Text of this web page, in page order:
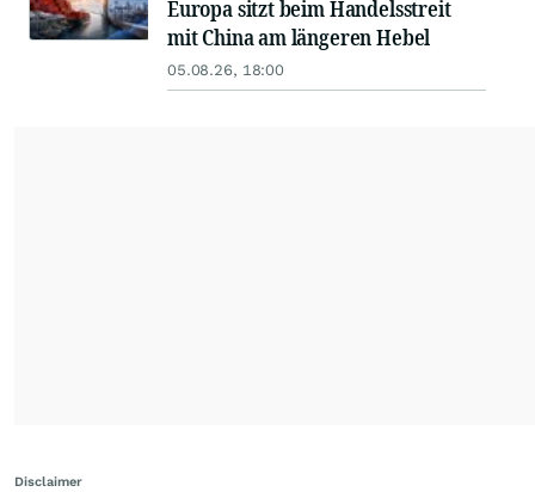
Europa sitzt beim Handelsstreit
mit China am längeren Hebel
05.08.26, 18:00
Disclaimer